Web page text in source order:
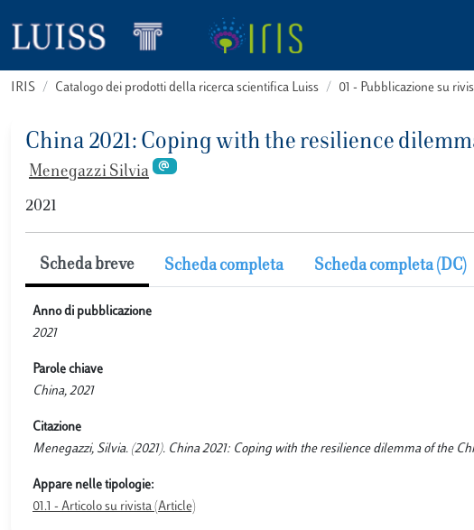
IRIS Catalogo dei prodotti della ricerca scientifica Luiss 01 - Pubblicazione su
China 2021: Coping with the resilience
Menegazzi Silvia
2021
Scheda breve Scheda completa Scheda completa (DC)
Anno di pubblicazione
2021
Parole chiave
China, 2021
Citazione
Menegazzi, Silvia. (2021). China 2021: Coping with the resilience dilemma of the
Appare nelle tipologie:
01.1 - Articolo su rivista (Article)